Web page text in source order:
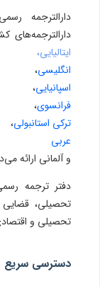
دارالترجمه
ایتالیایی،
انگلیسی،
اسپانیایی،
فرانسوی،
ترکی استانبولی،
عربی
و آلمانی ارائه
دفتر ترجمه
تحصیلی،
تحصیلی و
دسترسی سریع